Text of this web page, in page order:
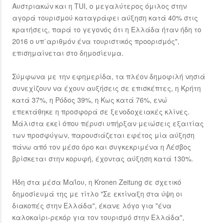
Αυστριακών και η TUI, ο μεγαλύτερος όμιλος στην
αγορά τουρισμού καταγράφει αύξηση κατά 40% στις
κρατήσεις, παρά το γεγονός ότι η Ελλάδα ήταν ήδη το
2016 ο υπ΄αριθμόν ένα τουριστικός προορισμός",
επισημαίνεται στο δημοσίευμα.
Σύμφωνα με την εφημερίδα, τα πλέον δημοφιλή νησιά
συνεχίζουν να έχουν αυξήσεις σε επισκέπτες, η Κρήτη
κατά 37%, η Ρόδος 39%, η Κως κατά 76%, ενώ
επεκτάθηκε η προσφορά σε ξενοδοχειακές κλίνες.
Μάλιστα εκεί όπου πέρυσι υπήρξαν μειώσεις εξαιτίας
των προσφύγων, παρουσιάζεται εφέτος μία αύξηση
πάνω από τον μέσο όρο και συγκεκριμένα η Λέσβος
βρίσκεται στην κορυφή, έχοντας αύξηση κατά 130%.
Ήδη στα μέσα Μαΐου, η Kronen Zeitung σε σχετικό
δημοσίευμά της με τίτλο "Σε εκτίναξη στα ύψη οι
διακοπές στην Ελλάδα", έκανε λόγο για "ένα
καλοκαίρι-ρεκόρ για τον τουρισμό στην Ελλάδα",